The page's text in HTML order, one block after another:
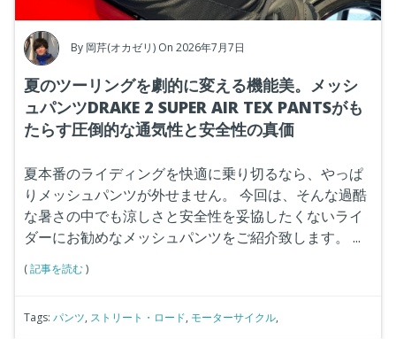
By 岡芹(オカゼリ) On 2026年7月7日
夏のツーリングを劇的に変える機能美。メッシ
ュパンツDRAKE 2 SUPER AIR TEX PANTSがも
たらす圧倒的な通気性と安全性の真価
夏本番のライディングを快適に乗り切るなら、やっぱ
りメッシュパンツが外せません。
今回は、そんな過酷
な暑さの中でも涼しさと安全性を妥協したくないライ
ダーにお勧めなメッシュパンツをご紹介致します。
...
(記事を読む)
Tags: パンツ, ストリート・ロード, モーターサイクル,